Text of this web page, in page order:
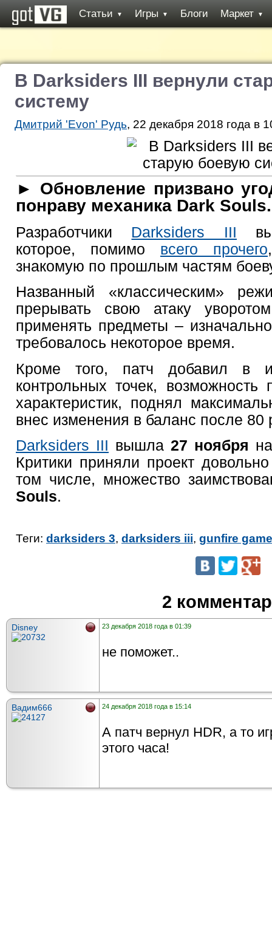
Статьи ▼ Игры ▼ Блоги Маркет ▼
В Darksiders III вернули
систему
Дмитрий 'Evon' Рудь, 22 декабря 2018 года в
► Обновление призвано
понраву механика Dark Souls.
Разработчики Darksiders III
которое, помимо всего прочего
знакомую по прошлым частям
Названный «классическим»
прерывать свою атаку
применять предметы –
требовалось некоторое время.
Кроме того, патч добавил в
контрольных точек, возможность
характеристик, поднял
внес изменения в баланс после 80
Darksiders III вышла 27 ноября
Критики приняли проект
том числе, множество
Souls.
Теги: darksiders 3, darksiders iii, gunfire
2
Disney 23 декабря 2018 года в 01:39
не поможет..
Вадим666 24 декабря 2018 года в 15:14
А патч вернул HDR, а то
этого часа!